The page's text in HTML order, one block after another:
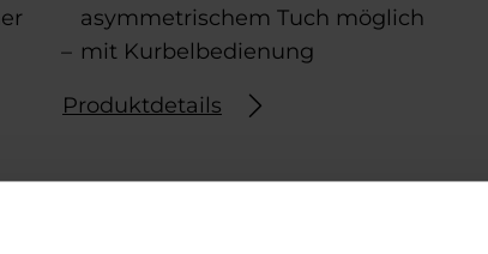
asymmetrischem Tuch möglich
mit Kurbelbedienung
Produktdetails